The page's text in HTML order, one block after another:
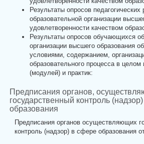
Результаты опросов педагогических
образовательной организации
удовлетворенности качеством
Результаты опросов обучающихся
организации высшего образования
условиями, содержанием,
образовательного процесса в
(модулей) и практик:
Предписания органов,
государственный контроль
образования
Предписания органов осуществляющих
контроль (надзор) в сфере образования